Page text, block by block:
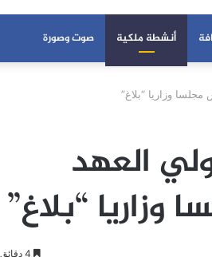
أنشطة ملكية صوت وصورة
وزاريا “بلاغ”
العهد
وزاريا “بلاغ”